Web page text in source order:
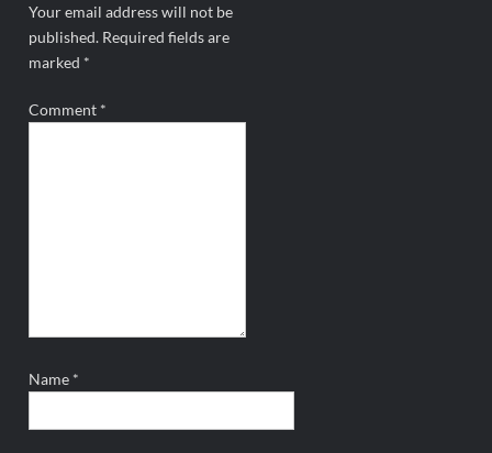
Your email address will not be
published. Required fields are
marked *
Comment *
Name *